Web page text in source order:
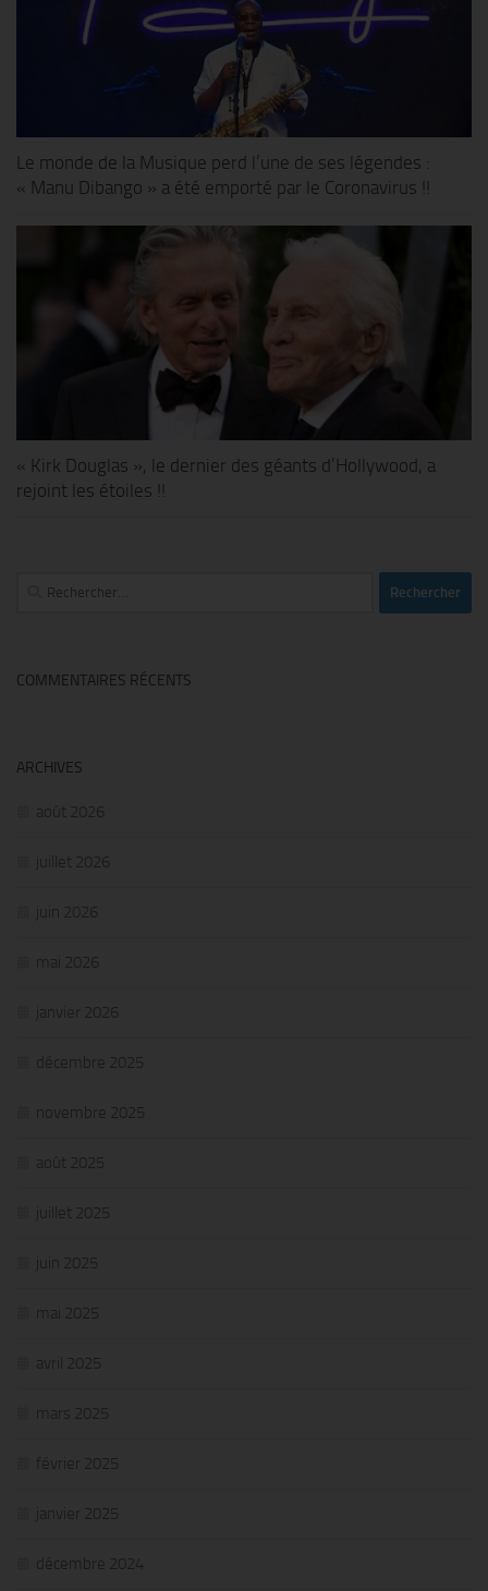
Le monde de la Musique perd l’une de ses légendes :
« Manu Dibango » a été emporté par le Coronavirus !!
« Kirk Douglas », le dernier des géants d’Hollywood, a
rejoint les étoiles !!
Rechercher :
COMMENTAIRES RÉCENTS
ARCHIVES
août 2026
juillet 2026
juin 2026
mai 2026
janvier 2026
décembre 2025
novembre 2025
août 2025
juillet 2025
juin 2025
mai 2025
avril 2025
mars 2025
février 2025
janvier 2025
décembre 2024